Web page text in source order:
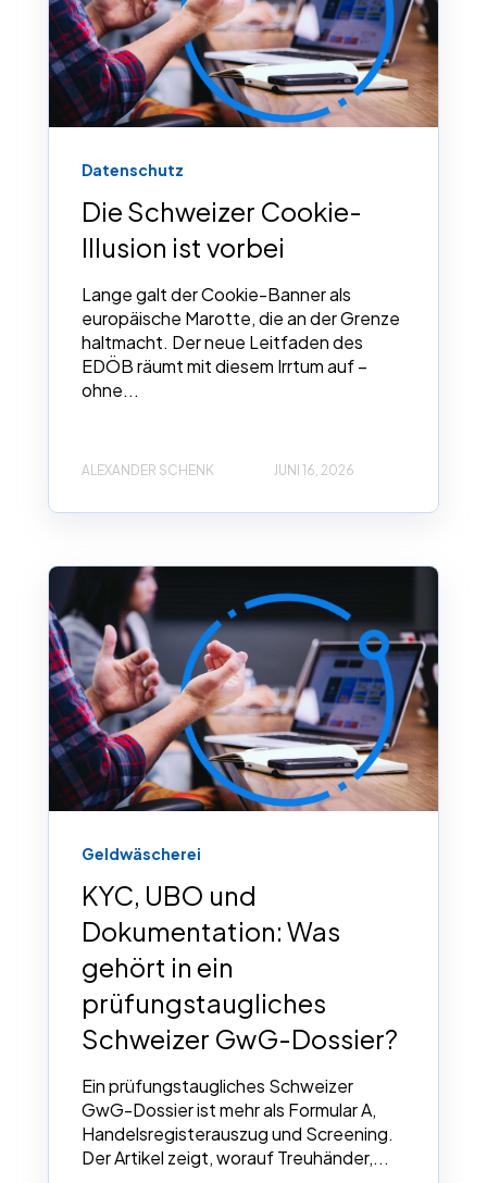
Datenschutz
Die Schweizer Cookie-
Illusion ist vorbei
Lange galt der Cookie-Banner als
europäische Marotte, die an der Grenze
haltmacht. Der neue Leitfaden des
EDÖB räumt mit diesem Irrtum auf –
ohne...
ALEXANDER SCHENK JUNI 16, 2026
Geldwäscherei
KYC, UBO und
Dokumentation: Was
gehört in ein
prüfungstaugliches
Schweizer GwG-Dossier?
Ein prüfungstaugliches Schweizer
GwG-Dossier ist mehr als Formular A,
Handelsregisterauszug und Screening.
Der Artikel zeigt, worauf Treuhänder,...